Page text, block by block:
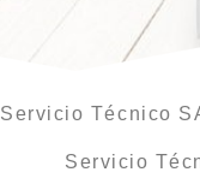
Servicio Técnico
Servicio